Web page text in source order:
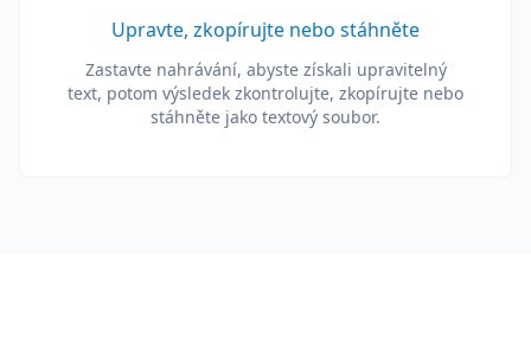
Upravte, zkopírujte nebo stáhněte
Zastavte nahrávání, abyste získali upravitelný
text, potom výsledek zkontrolujte, zkopírujte nebo
stáhněte jako textový soubor.